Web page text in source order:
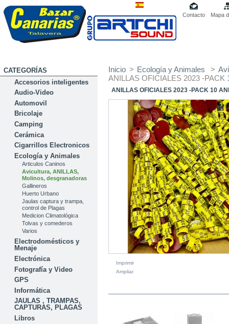
Contacto Mapa
CATEGORÍAS
Accesorios inteligentes
Audio-Video
Automovil
Bricolaje
Camping
Cerámica
Cigarrillos Electronicos
Ecología y Animales
Articulos Caninos
Avicultura, ANILLAS,
Molinos, desgranadoras
Gallineros
Huerto Urbano
Jaulas captura y trampa,
control de Plagas
Medicion Climatológica
Tolvas y comederos
Varios
Electrodomésticos y
Menaje
Electrónica
Fotografía y Video
GPS
Informática
JAULAS , TRAMPAS,
CAPTURAS, PLAGAS
Libros
Inicio > Ecología y Animales >
ANILLAS OFICIALES 2023 -PACK
ANILLAS OFICIALES 2023 -PACK 10
Imprimir
Ampliar